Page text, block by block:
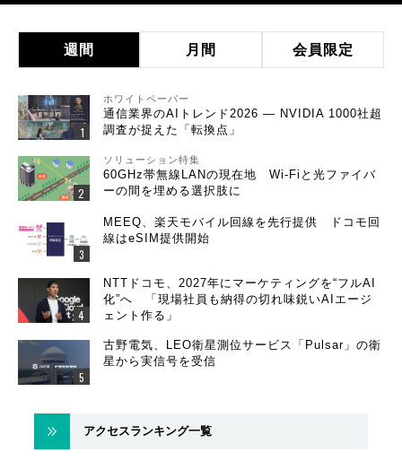
週間 月間 会員限定
ホワイトペーパー
通信業界のAIトレンド2026 ― NVIDIA 1000社超
調査が捉えた「転換点」
ソリューション特集
60GHz帯無線LANの現在地 Wi-Fiと光ファイバ
ーの間を埋める選択肢に
MEEQ、楽天モバイル回線を先行提供 ドコモ回
線はeSIM提供開始
NTTドコモ、2027年にマーケティングを“フルAI
化”へ 「現場社員も納得の切れ味鋭いAIエージ
ェント作る」
古野電気、LEO衛星測位サービス「Pulsar」の衛
星から実信号を受信
アクセスランキング一覧